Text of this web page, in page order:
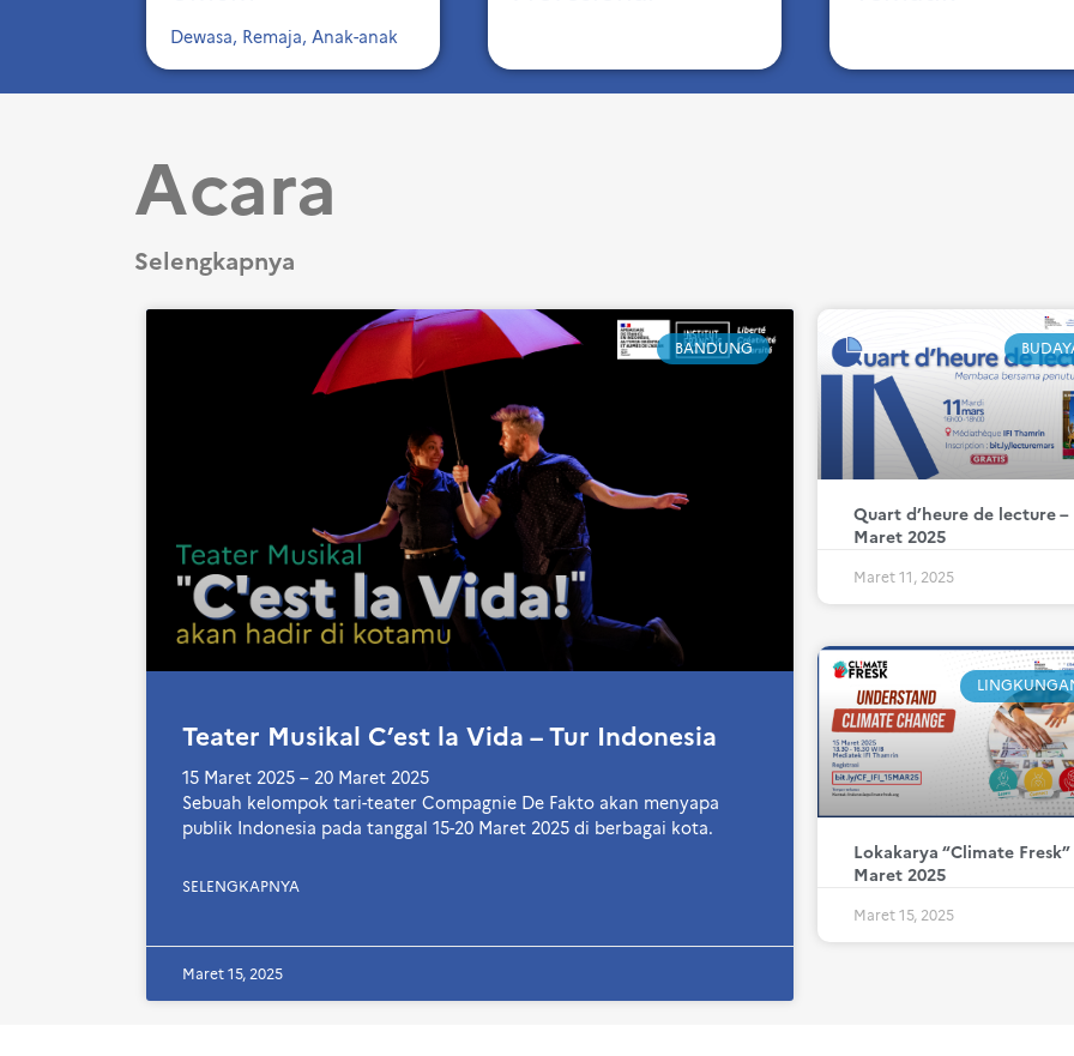
Dewasa, Remaja, Anak-anak
Acara
Selengkapnya
BANDUNG
Teater Musikal C’est la Vida – Tur Indonesia
15 Maret 2025 – 20 Maret 2025
Sebuah kelompok tari-teater Compagnie De Fakto akan menyapa
publik Indonesia pada tanggal 15-20 Maret 2025 di berbagai kota.
SELENGKAPNYA
Maret 15, 2025
Quart d’heure de lecture –
Maret 2025
Maret 11, 2025
Lokakarya “Climate Fresk”
Maret 2025
Maret 15, 2025